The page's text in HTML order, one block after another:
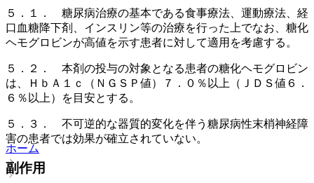
５．１． 糖尿病治療の基本である食事療法、運動療法、経
口血糖降下剤、インスリン等の治療を行った上でなお、糖化
ヘモグロビンが高値を示す患者に対して適用を考慮する。
５．２． 本剤の投与の対象となる患者の糖化ヘモグロビン
は、ＨｂＡ１ｃ（ＮＧＳＰ値）７．０％以上（ＪＤＳ値６．
６％以上）を目安とする。
５．３． 不可逆的な器質的変化を伴う糖尿病性末梢神経障
害の患者では効果が確立されていない。
副作用
ホーム